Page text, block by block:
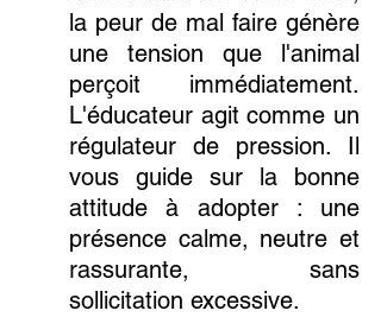
la peur de mal faire génère
une tension que l'animal
perçoit immédiatement.
L'éducateur agit comme un
régulateur de pression. Il
vous guide sur la bonne
attitude à adopter : une
présence calme, neutre et
rassurante, sans
sollicitation excessive.